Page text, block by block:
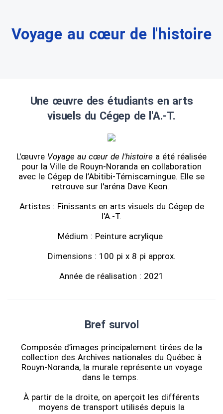
Voyage au cœur de l'histoire
Une œuvre des étudiants en arts
visuels du Cégep de l'A.-T.
L'œuvre Voyage au cœur de l'histoire a été réalisée
pour la Ville de Rouyn-Noranda en collaboration
avec le Cégep de l’Abitibi-Témiscamingue. Elle se
retrouve sur l'aréna Dave Keon.
Artistes : Finissants en arts visuels du Cégep de
l'A.-T.
Médium : Peinture acrylique
Dimensions : 100 pi x 8 pi approx.
Année de réalisation : 2021
Bref survol
Composée d’images principalement tirées de la
collection des Archives nationales du Québec à
Rouyn-Noranda, la murale représente un voyage
dans le temps.
À partir de la droite, on aperçoit les différents
moyens de transport utilisés depuis la